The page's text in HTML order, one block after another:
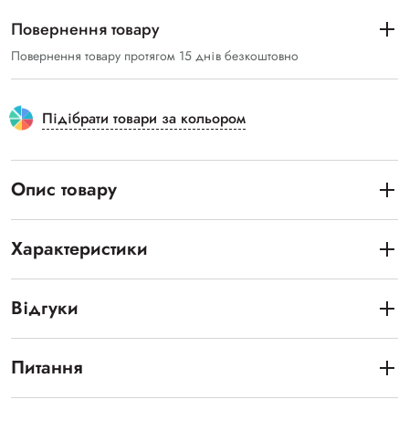
Повернення товару
Повернення товару протягом 15 днів безкоштовно
Підібрати товари за кольором
Опис товару
Характеристики
Відгуки
Питання